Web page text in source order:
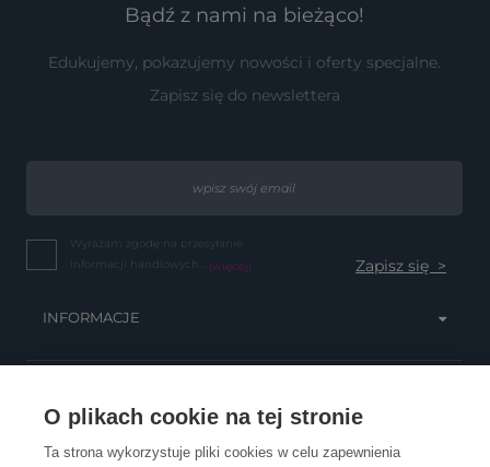
O plikach cookie na tej stronie
Ta strona wykorzystuje pliki cookies w celu zapewnienia
Bądź z nami na bieżąco!
Edukujemy, pokazujemy nowości i oferty specjalne.
Zapisz się do newslettera
Wyrażam zgodę na przesyłanie
informacji handlowych... (więcej)
INFORMACJE
OBSŁUGA KLIENTA